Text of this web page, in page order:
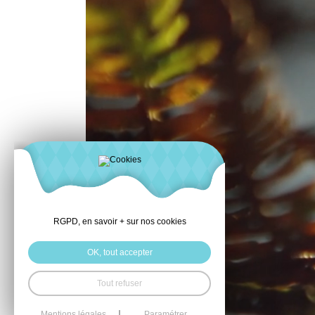
RGPD, en savoir + sur nos cookies
OK, tout accepter
Tout refuser